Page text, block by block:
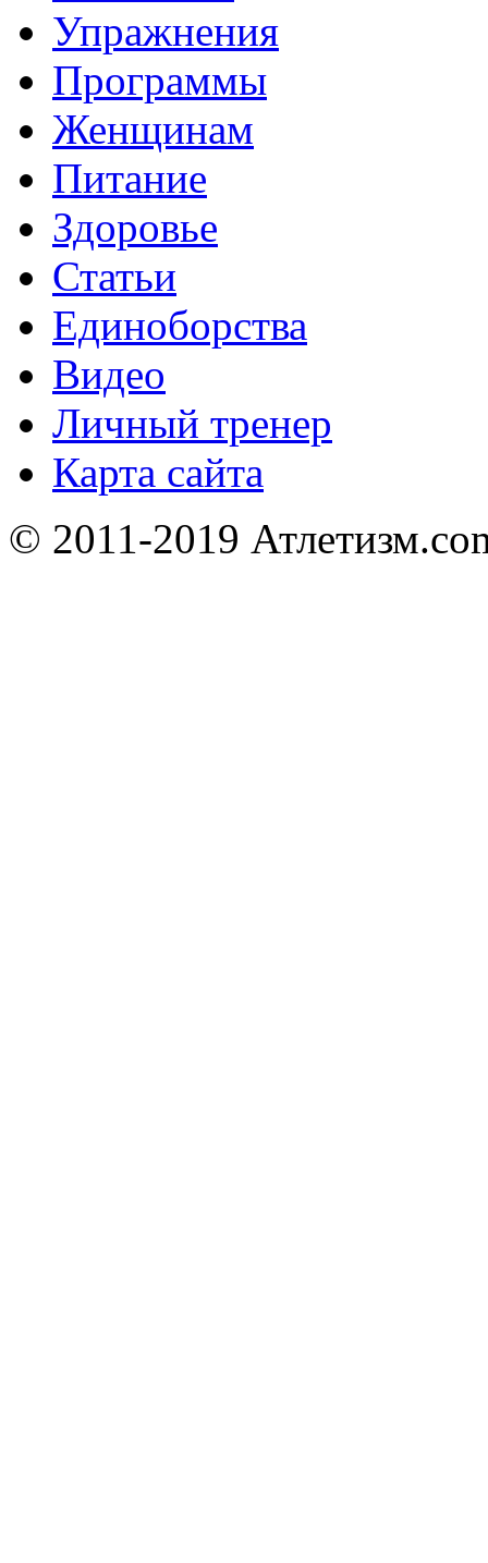
Упражнения
Программы
Женщинам
Питание
Здоровье
Статьи
Единоборства
Видео
Личный тренер
Карта сайта
© 2011-2019